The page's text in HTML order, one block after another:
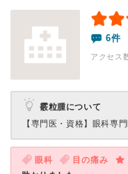
6件
アクセス
霰粒腫について
【専門医・資格】 眼科専
眼科 目の痛み